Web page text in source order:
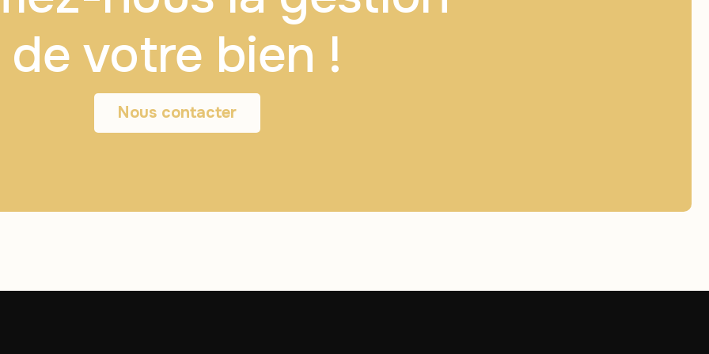
de votre bien !
Nous contacter